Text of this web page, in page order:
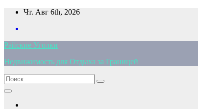
Перейти
содержимому
Чт. Авг 6th, 2026
Райские Уголки
Недвижимость для Отдыха за Границей